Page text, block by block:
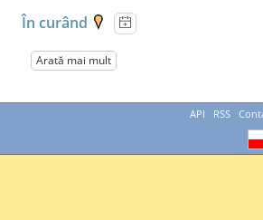
În curând
Arată mai mult
API RSS